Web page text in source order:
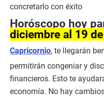
concretarlo con éxito
Horóscopo hoy
diciembre al 19
Capricornio, te llegarán
permitirán congeniar y
financieros. Esto te
economía. No hay